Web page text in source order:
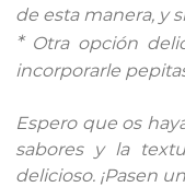
de esta manera, y
*Otra opción
incorporarle
Espero que os
sabores y la
delicioso. ¡Pasen